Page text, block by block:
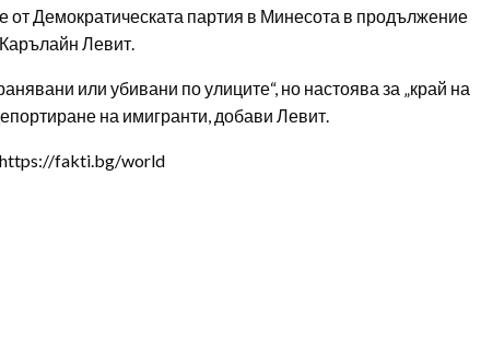
Демократическата партия в Минесота в продължение
Левит.
или убивани по улиците“, но настоява за „край на
на имигранти, добави Левит.
https://fakti.bg/world